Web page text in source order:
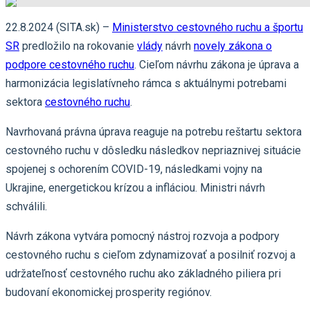
22.8.2024 (SITA.sk) – Ministerstvo cestovného ruchu a športu
SR predložilo na rokovanie vlády návrh novely zákona o
podpore cestovného ruchu. Cieľom návrhu zákona je úprava a
harmonizácia legislatívneho rámca s aktuálnymi potrebami
sektora cestovného ruchu.
Navrhovaná právna úprava reaguje na potrebu reštartu sektora
cestovného ruchu v dôsledku následkov nepriaznivej situácie
spojenej s ochorením COVID-19, následkami vojny na
Ukrajine, energetickou krízou a infláciou. Ministri návrh
schválili.
Návrh zákona vytvára pomocný nástroj rozvoja a podpory
cestovného ruchu s cieľom zdynamizovať a posilniť rozvoj a
udržateľnosť cestovného ruchu ako základného piliera pri
budovaní ekonomickej prosperity regiónov.